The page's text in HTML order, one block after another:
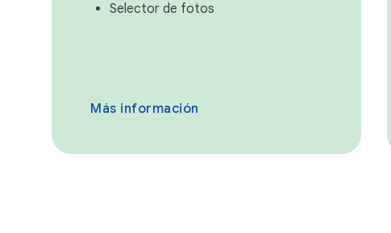
Selector de fotos
Más información